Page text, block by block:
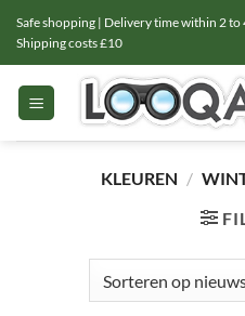
naar
inhoud
Safe shopping | Delivery time within 2
Shipping costs £10
KLEUREN /